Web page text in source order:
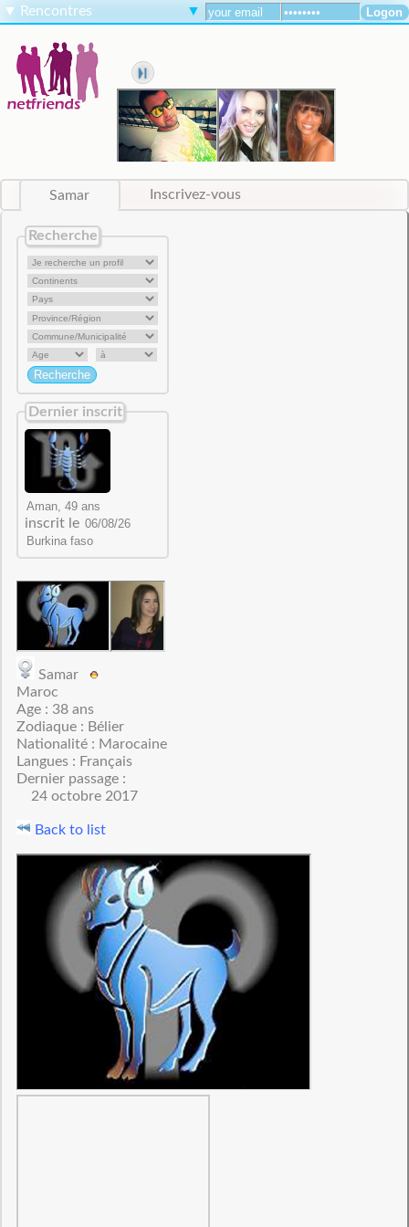
▼ Rencontres ▼
Samar Inscrivez-vous
Recherche
Dernier inscrit
inscrit le
Samar
Maroc
Age : 38 ans
Zodiaque : Bélier
Nationalité : Marocaine
Langues : Français
Dernier passage :
24 octobre 2017
Back to list